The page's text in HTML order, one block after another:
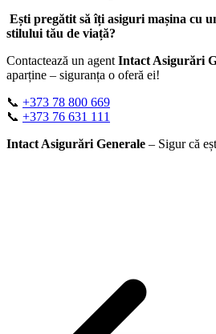
Ești pregătit să îți asiguri mașina cu
stilului tău de viață?
Contactează un agent Intact Asigurări
aparține – siguranța o oferă ei!
📞 +373 78 800 669
📞 +373 76 631 111
Intact Asigurări Generale – Sigur că